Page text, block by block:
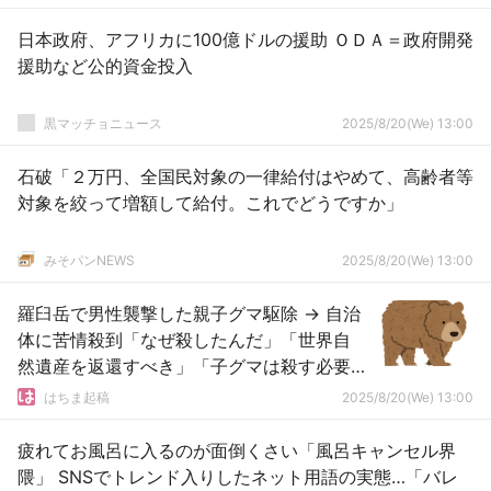
日本政府、アフリカに100億ドルの援助 ＯＤＡ＝政府開発
援助など公的資金投入
黒マッチョニュース 2025/8/20(We) 13:00
石破「２万円、全国民対象の一律給付はやめて、高齢者等
対象を絞って増額して給付。これでどうですか」
みそパンNEWS 2025/8/20(We) 13:00
羅臼岳で男性襲撃した親子グマ駆除 → 自治
体に苦情殺到「なぜ殺したんだ」「世界自
然遺産を返還すべき」「子グマは殺す必要
がない」
はちま起稿 2025/8/20(We) 13:00
疲れてお風呂に入るのが面倒くさい「風呂キャンセル界
隈」 SNSでトレンド入りしたネット用語の実態…「バレ